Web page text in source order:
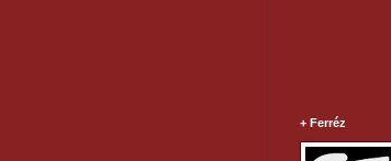
+ Ferréz